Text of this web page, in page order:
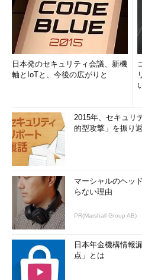
日本発のセキュリティ会議、新機
軸とIoTと、今後の広がりと
2015年、セキュリ
的型攻撃」を振り
マーシャルのヘッ
らない理由
PR(Marshall Group AB)
日本年金機構情報
点」とは